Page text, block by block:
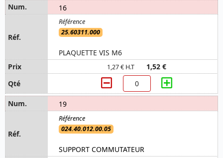
16
25.60311.000
PLAQUETTE VIS M6
1,27 € H.T 1,52 €
19
024.40.012.00.05
SUPPORT COMMUTATEUR